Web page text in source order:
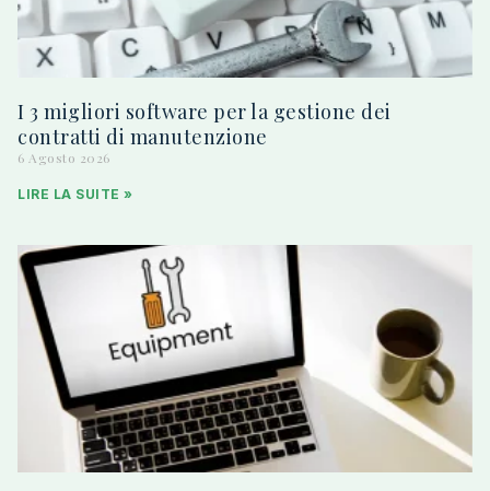
I 3 migliori software per la gestione dei
contratti di manutenzione
6 Agosto 2026
LIRE LA SUITE »